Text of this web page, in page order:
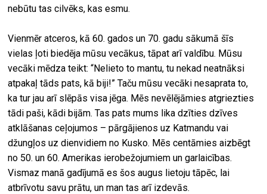
nebūtu tas cilvēks, kas esmu.
Vienmēr atceros, kā 60. gados un 70. gadu sākumā šīs
vielas ļoti biedēja mūsu vecākus, tāpat arī valdību. Mūsu
vecāki mēdza teikt: “Nelieto to mantu, tu nekad neatnāksi
atpakaļ tāds pats, kā biji!” Taču mūsu vecāki nesaprata to,
ka tur jau arī slēpās visa jēga. Mēs nevēlējāmies atgriezties
tādi paši, kādi bijām. Tas pats mums lika dzīties dzīves
atklāšanas ceļojumos – pārgājienos uz Katmandu vai
džungļos uz dienvidiem no Kusko. Mēs centāmies aizbēgt
no 50. un 60. Amerikas ierobežojumiem un garlaicības.
Vismaz manā gadījumā es šos augus lietoju tāpēc, lai
atbrīvotu savu prātu, un man tas arī izdevās.